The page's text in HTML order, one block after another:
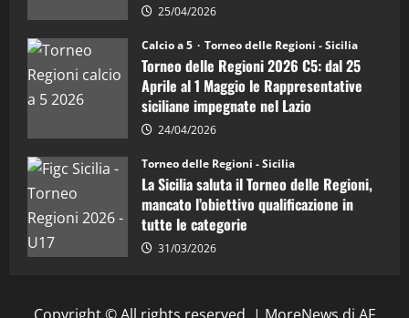
25/04/2026
Calcio a 5 Torneo delle Regioni - Sicilia
Torneo delle Regioni 2026 C5: dal 25
Aprile al 1 Maggio le Rappresentative
siciliane impegnate nel Lazio
24/04/2026
Torneo delle Regioni - Sicilia
La Sicilia saluta il Torneo delle Regioni,
mancato l’obiettivo qualificazione in
tutte le categorie
31/03/2026